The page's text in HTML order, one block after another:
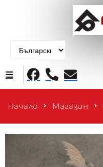
Продукти
Начало Магазин